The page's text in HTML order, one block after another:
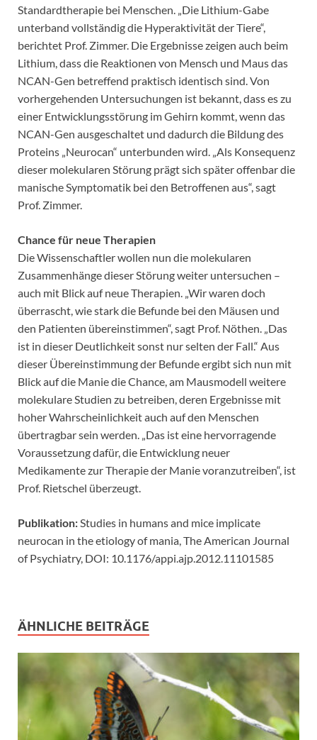
Standardtherapie bei Menschen. „Die Lithium-Gabe
unterband vollständig die Hyperaktivität der Tiere“,
berichtet Prof. Zimmer. Die Ergebnisse zeigen auch beim
Lithium, dass die Reaktionen von Mensch und Maus das
NCAN-Gen betreffend praktisch identisch sind. Von
vorhergehenden Untersuchungen ist bekannt, dass es zu
einer Entwicklungsstörung im Gehirn kommt, wenn das
NCAN-Gen ausgeschaltet und dadurch die Bildung des
Proteins „Neurocan“ unterbunden wird. „Als Konsequenz
dieser molekularen Störung prägt sich später offenbar die
manische Symptomatik bei den Betroffenen aus“, sagt
Prof. Zimmer.
Chance für neue Therapien
Die Wissenschaftler wollen nun die molekularen
Zusammenhänge dieser Störung weiter untersuchen –
auch mit Blick auf neue Therapien. „Wir waren doch
überrascht, wie stark die Befunde bei den Mäusen und
den Patienten übereinstimmen“, sagt Prof. Nöthen. „Das
ist in dieser Deutlichkeit sonst nur selten der Fall.“ Aus
dieser Übereinstimmung der Befunde ergibt sich nun mit
Blick auf die Manie die Chance, am Mausmodell weitere
molekulare Studien zu betreiben, deren Ergebnisse mit
hoher Wahrscheinlichkeit auch auf den Menschen
übertragbar sein werden. „Das ist eine hervorragende
Voraussetzung dafür, die Entwicklung neuer
Medikamente zur Therapie der Manie voranzutreiben“, ist
Prof. Rietschel überzeugt.
Publikation:Studies in humans and mice implicate
neurocan in the etiology of mania, The American Journal
of Psychiatry, DOI: 10.1176/appi.ajp.2012.11101585
ÄHNLICHE BEITRÄGE